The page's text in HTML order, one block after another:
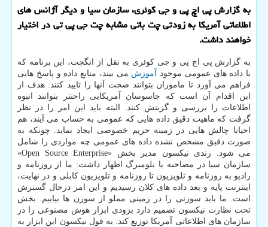
به گزارش پی اچ پی و جی کوئری، سازمان سیا و دیگر آژانس های
اطلاعاتی آمریکا به زودتی چت باتی مشابه چت جی پی تی در اختیار
خواهند داشت.
به گزارش پی اچ پی و جی کوئری به نقل از انگجت، این برنامه که
با داده های عمومی موجود آموزش می بیند، منابع داده و پاسخ هایی
فراهم می آورد تا ماموران بتوانند صحت آنها را تایید کنند. هدف از
این اقدام آن است که جاسوسان آمریکایی راحتتر بتوانند انبوه
اطلاعات را بررسی و گزینش کنند. البته باید این امر را در نظر
گرفت که ماهیت دقیق داده هایی که عمومی به حساب می آیند، هم
احیانا چالش هایی در زمینه حریم خصوصی ایجاد نماید. چونکه به
صورت دقیق مشخص نشده داده های عمومی چه مواردی را شامل
می شود. رندی نیکسون مدیر بخش «Open Source Enterprise»
سازمان سیا در مصاحبه با بلومبرگ اظهار داشت: ما از روزنامه و
رادیو به روزنامه و تلویزیون تا روزنامه و تلویزیون کابلی و در نهایت،
اینترنت پایه و بعد داده های کلان رسیدیم و این امر درحال گسترش
است. ما باید سوزنی را در زمینی مملو از سوزن ها بیابیم. بخش
تحت نظارت نیکسون تصمیم دارد بزودی ابزار هوش مصنوعی را در
سازمان های اطلاعاتی آمریکا توزیع کند. به قول نیکسون این ابزار به